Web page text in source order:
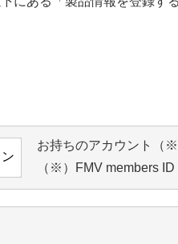
お持ちのアカウント（※
（※）FMV members ID